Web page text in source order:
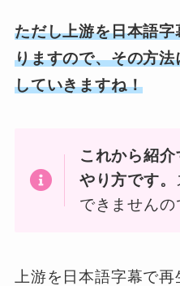
ただし上游を日本語
りますので、その方
していきますね！
これから紹
やり方です。
できませんの
上游を日本語字幕で